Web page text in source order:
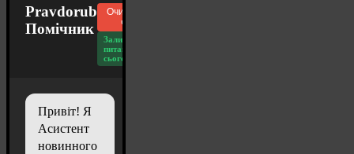
Pravdorub
Помічник
Очистити
чат
Залишилось
питань
сьогодні: 20
Привіт! Я
Асистент
новинного